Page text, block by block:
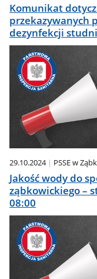
Komunikat
przekazywanych
dezynfekcji studni
29.10.2024 PSSE w
Jakość wody do
ząbkowickiego –
08:00